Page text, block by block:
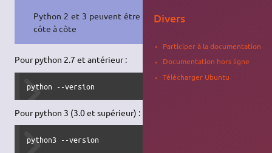
Python 2 et 3 peuvent être installés
côte à côte
Pour python 2.7 et antérieur :
python --version
Pour python 3 (3.0 et supérieur) :
python3 --version
Divers
Participer à la documentation
Documentation hors ligne
Télécharger Ubuntu